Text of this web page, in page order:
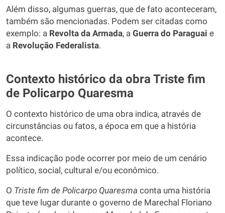
Além disso, algumas guerras, que de fato aconteceram,
também são mencionadas. Podem ser citadas como
exemplo: a Revolta da Armada, a Guerra do Paraguai e
a Revolução Federalista.
Contexto histórico da obra Triste fim
de Policarpo Quaresma
O contexto histórico de uma obra indica, através de
circunstâncias ou fatos, a época em que a história
acontece.
Essa indicação pode ocorrer por meio de um cenário
político, social, cultural e/ou econômico.
O Triste fim de Policarpo Quaresma conta uma história
que teve lugar durante o governo de Marechal Floriano